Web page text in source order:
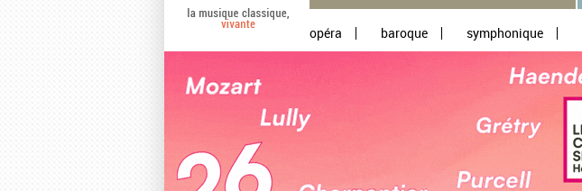
opéra baroque symphonique